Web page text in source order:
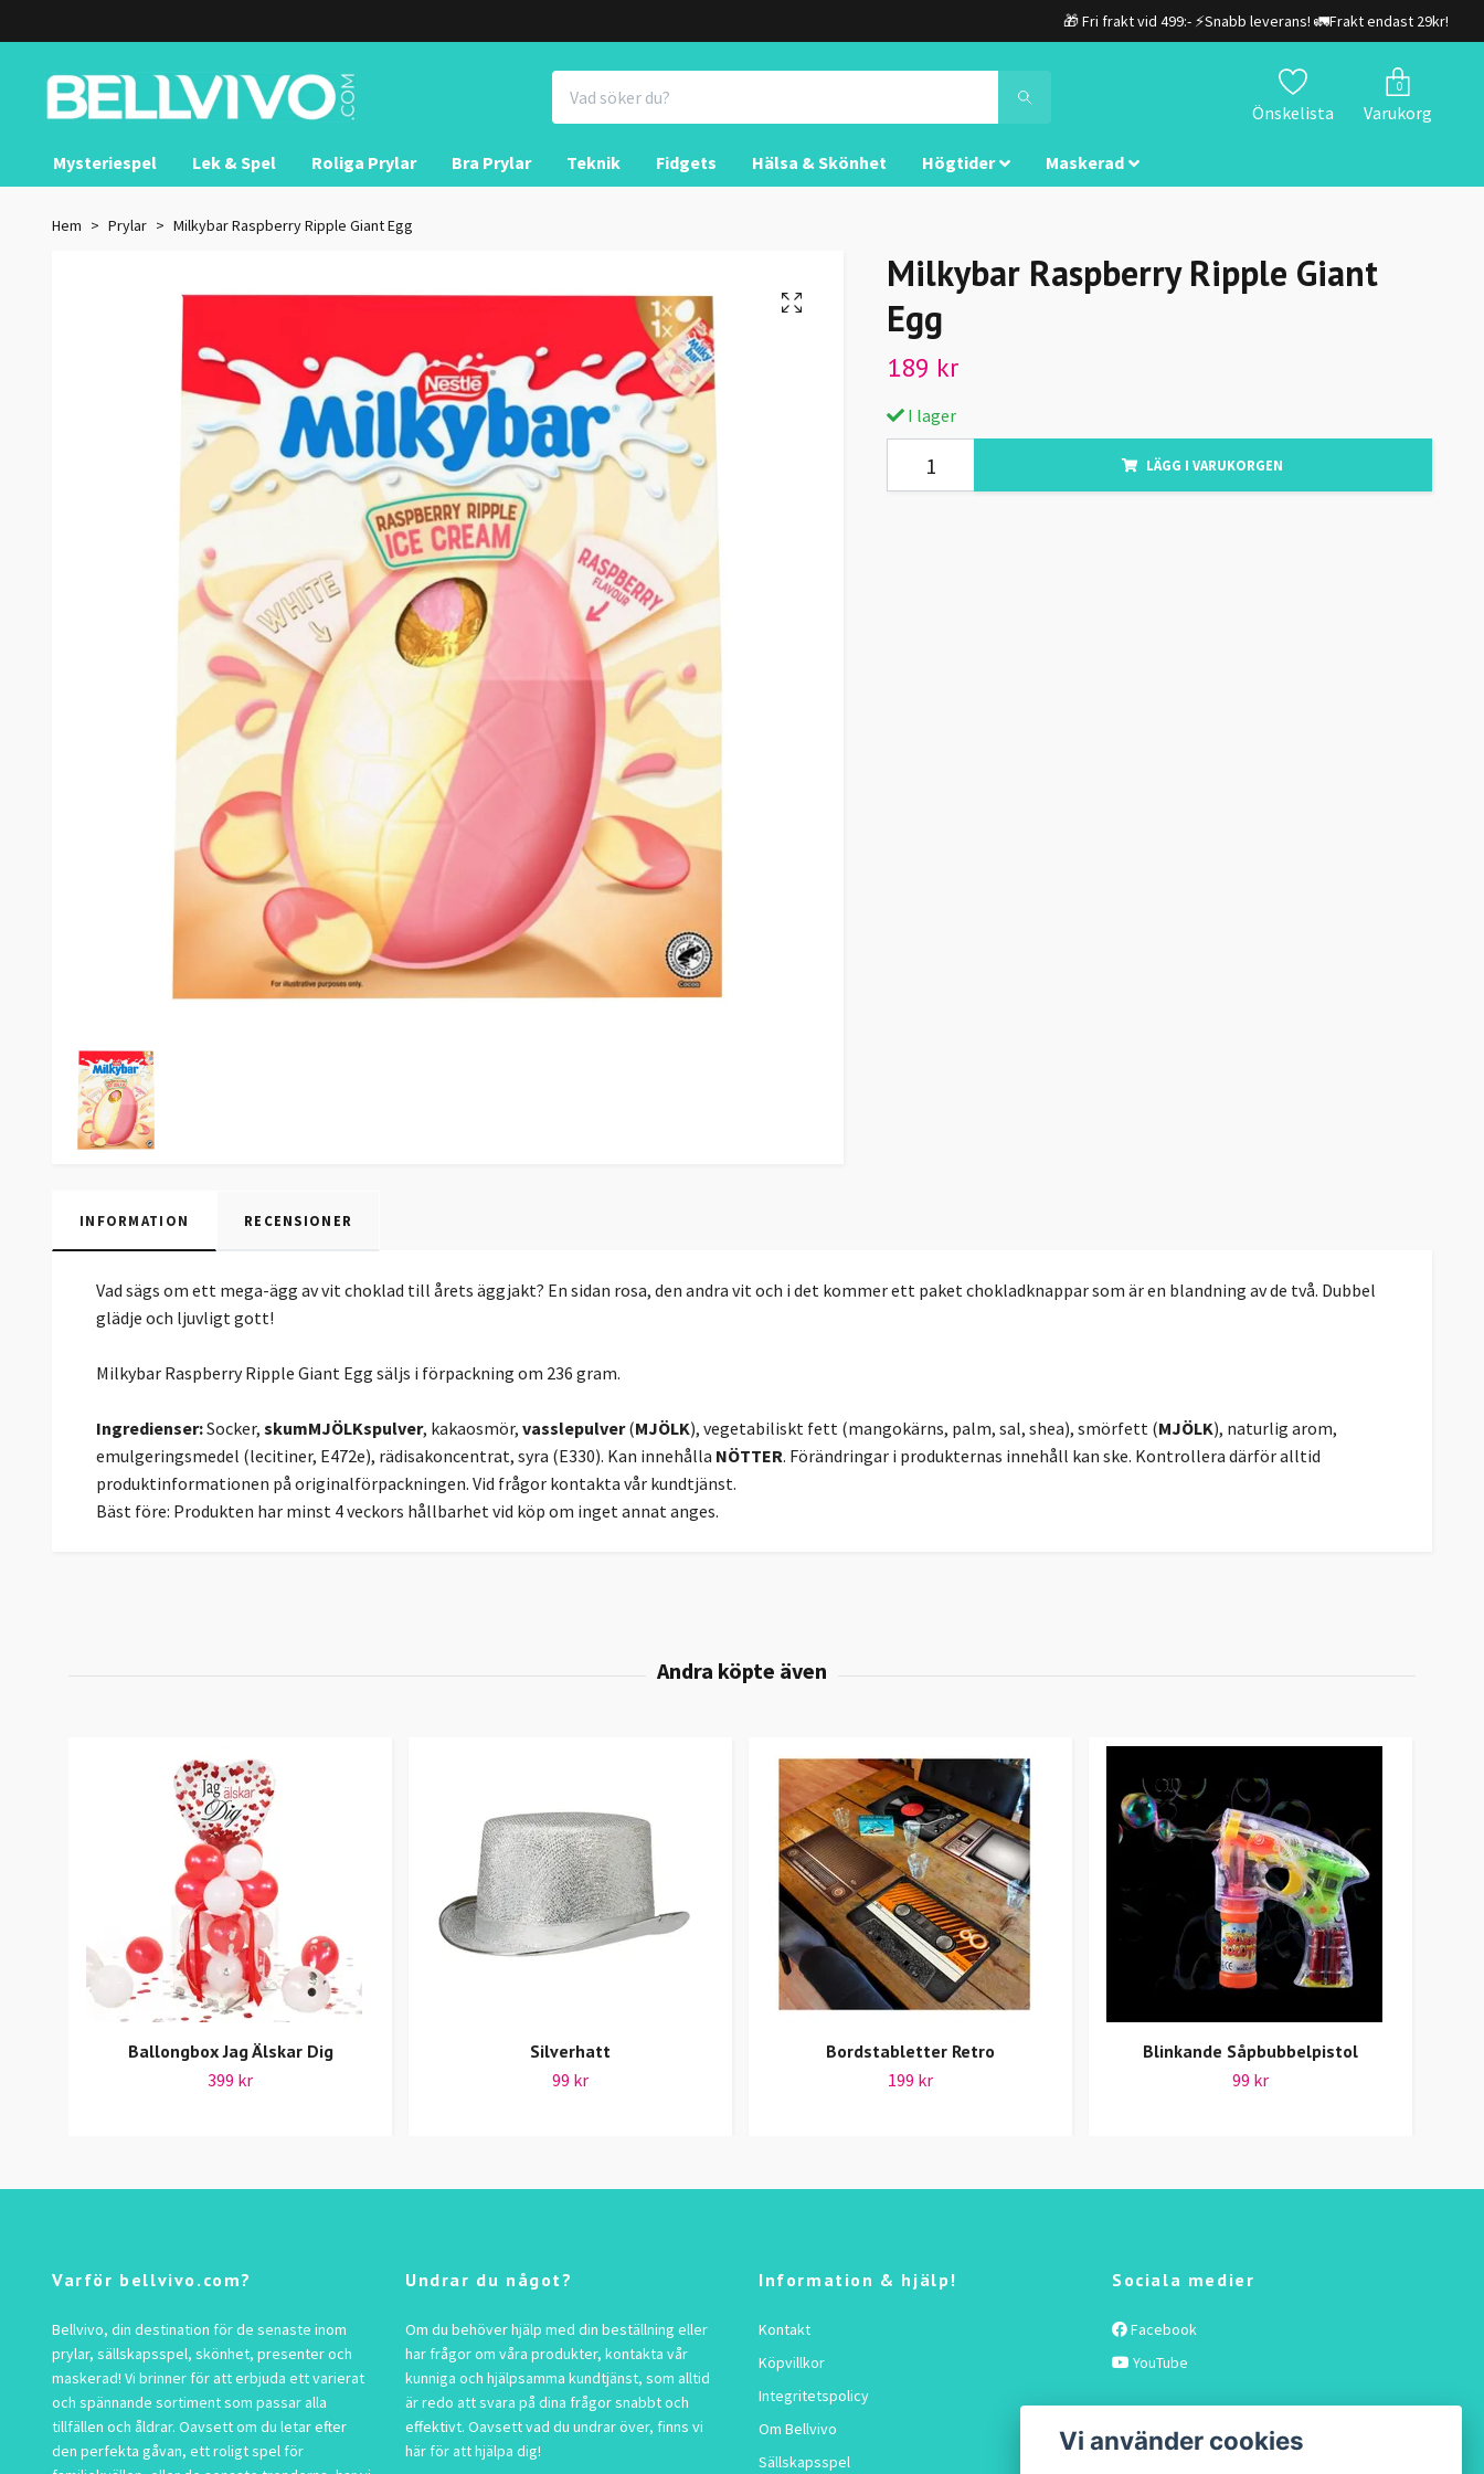
🎁 Fri frakt vid 499:- ⚡Snabb leverans! 🚛Frakt endast 29kr!
Önskelista
0
Varukorg
Mysteriespel Lek & Spel Roliga Prylar Bra Prylar Teknik Fidgets Hälsa & Skönhet Högtider Maskerad
Hem Prylar Milkybar Raspberry Ripple Giant Egg
Milkybar Raspberry Ripple Giant
Egg
189 kr
I lager
LÄGG I VARUKORGEN
INFORMATION RECENSIONER
Vad sägs om ett mega-ägg av vit choklad till årets äggjakt? En sidan rosa, den andra vit och i det kommer ett paket chokladknappar som är en blandning av de två. Dubbel
glädje och ljuvligt gott!
Milkybar Raspberry Ripple Giant Egg säljs i förpackning om 236 gram.
Ingredienser:Socker, skumMJÖLKspulver, kakaosmör, vasslepulver(MJÖLK), vegetabiliskt fett (mangokärns, palm, sal, shea), smörfett (MJÖLK), naturlig arom,
emulgeringsmedel (lecitiner, E472e), rädisakoncentrat, syra (E330). Kan innehålla NÖTTER. Förändringar i produkternas innehåll kan ske. Kontrollera därför alltid
produktinformationen på originalförpackningen. Vid frågor kontakta vår kundtjänst.
Bäst före: Produkten har minst 4 veckors hållbarhet vid köp om inget annat anges.
Ballongbox Jag Älskar Dig
399 kr
Silverhatt
99 kr
Bordstabletter Retro
199 kr
Blinkande Såpbubbelpistol
99 kr
Varför bellvivo.com?
Bellvivo, din destination för de senaste inom
prylar, sällskapsspel, skönhet, presenter och
maskerad! Vi brinner för att erbjuda ett varierat
och spännande sortiment som passar alla
tillfällen och åldrar. Oavsett om du letar efter
den perfekta gåvan, ett roligt spel för
Undrar du något?
Om du behöver hjälp med din beställning eller
har frågor om våra produkter, kontakta vår
kunniga och hjälpsamma kundtjänst, som alltid
är redo att svara på dina frågor snabbt och
effektivt. Oavsett vad du undrar över, finns vi
här för att hjälpa dig!
Information & hjälp!
Kontakt
Köpvillkor
Integritetspolicy
Om Bellvivo
Sällskapsspel
Sociala medier
Facebook
YouTube
Vi använder cookies